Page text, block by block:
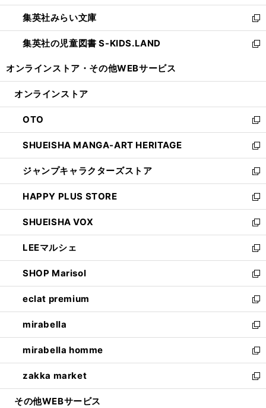
開
く
ウ
で
開
く
ン
ド
ウ
で
ウ
ィ
ン
ド
開
集英社みらい文庫
新
し
い
ン
ウ
で
開
く
集英社の児童図書 S-KIDS.LAND
新
ウ
ン
ド
ウ
で
開
く
オンラインストア・ その他WEBサービス
オンラインストア
OTO
新
し
い
ウ
ィ
ン
ド
ウ
で
開
く
SHUEISHA MANGA-ART HERITAGE
新
し
い
ウ
ィ
ン
ド
ウ
で
開
く
ジャンプキャラクターズストア
新
し
い
ウ
ィ
ン
ド
ウ
で
開
く
HAPPY PLUS STORE
新
し
い
ウ
ィ
ン
ド
ウ
で
開
く
SHUEISHA VOX
新
し
い
ウ
ィ
ン
ド
ウ
で
開
く
LEEマルシェ
新
し
い
ウ
ィ
ン
ド
ウ
で
開
く
SHOP Marisol
新
し
い
ウ
ィ
ン
ド
ウ
で
開
eclat premium
新
し
い
ウ
ィ
ン
ド
ウ
mirabella
新
し
い
ウ
ィ
ン
mirabella homme
新
し
い
ウ
zakka market
新
し
その他WEBサービス